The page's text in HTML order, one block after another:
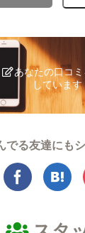
あなたの口コ
しています
でる友達にも